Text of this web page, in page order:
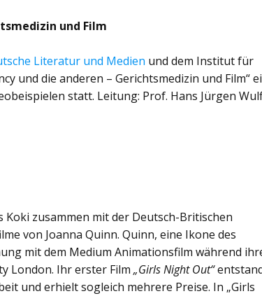
und Film
Literatur und Medien und dem Institut für
und die anderen – Gerichtsmedizin und Film“
statt. Leitung: Prof. Hans Jürgen
zusammen mit der Deutsch-Britischen
von Joanna Quinn. Quinn, eine Ikone des
mit dem Medium Animationsfilm während
London. Ihr erster Film„Girls Night Out“
und erhielt sogleich mehrere Preise. In „Girls